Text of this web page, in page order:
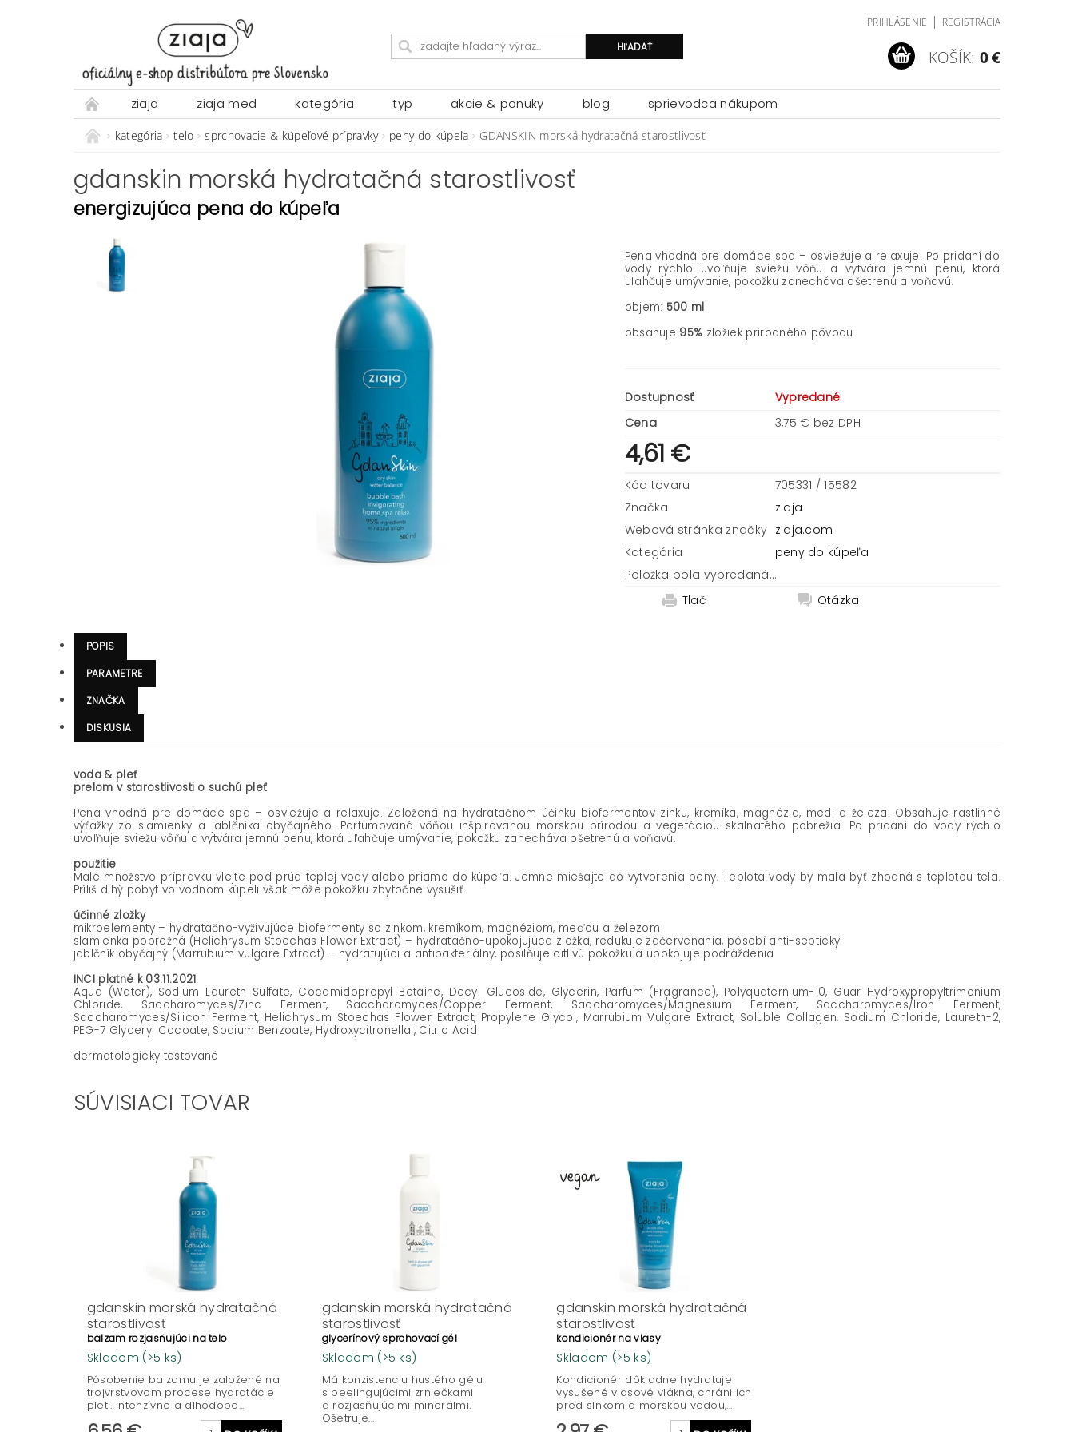
PRIHLÁSENIE | REGISTRÁCIA
KOŠÍK: 0 €
ziaja ziaja med kategória typ akcie & ponuky blog sprievodca nákupom
kategória telo sprchovacie & kúpeľové prípravky peny do kúpeľa GDANSKIN morská hydratačná starostlivosť
gdanskin morská hydratačná starostlivosť
energizujúca pena do kúpeľa
Pena vhodná pre domáce spa – osviežuje a relaxuje. Po pridaní do
vody rýchlo uvoľňuje sviežu vôňu a vytvára jemnú penu, ktorá
uľahčuje umývanie, pokožku zanecháva ošetrenú a voňavú.
objem: 500 ml
obsahuje 95% zložiek prírodného pôvodu
Dostupnosť
Vypredané
Cena
3,75 € bez DPH
4,61 €
Kód tovaru
705331 / 15582
Značka
ziaja
Webová stránka značky ziaja.com
Kategória
peny do kúpeľa
Položka bola vypredaná...
Tlač
Otázka
POPIS
PARAMETRE
ZNAČKA
DISKUSIA
voda & pleť
prelom v starostlivosti o suchú pleť
Pena vhodná pre domáce spa – osviežuje a relaxuje. Založená na hydratačnom účinku biofermentov zinku, kremíka, magnézia, medi a železa. Obsahuje rastlinné
výťažky zo slamienky a jablčníka obyčajného. Parfumovaná vôňou inšpirovanou morskou prírodou a vegetáciou skalnatého pobrežia. Po pridaní do vody rýchlo
uvoľňuje sviežu vôňu a vytvára jemnú penu, ktorá uľahčuje umývanie, pokožku zanecháva ošetrenú a voňavú.
použitie
Malé množstvo prípravku vlejte pod prúd teplej vody alebo priamo do kúpeľa. Jemne miešajte do vytvorenia peny. Teplota vody by mala byť zhodná s teplotou tela.
Príliš dlhý pobyt vo vodnom kúpeli však môže pokožku zbytočne vysušiť.
účinné zložky
mikroelementy – hydratačno-vyživujúce biofermenty so zinkom, kremíkom, magnéziom, meďou a železom
slamienka pobrežná (Helichrysum Stoechas Flower Extract) – hydratačno-upokojujúca zložka, redukuje začervenania, pôsobí anti-septicky
jablčník obyčajný (Marrubium vulgare Extract) – hydratujúci a antibakteriálny, posilňuje citlivú pokožku a upokojuje podráždenia
INCI platné k 03.11.2021
Aqua (Water), Sodium Laureth Sulfate, Cocamidopropyl Betaine, Decyl Glucoside, Glycerin, Parfum (Fragrance), Polyquaternium-10, Guar Hydroxypropyltrimonium
Chloride, Saccharomyces/Zinc Ferment, Saccharomyces/Copper Ferment, Saccharomyces/Magnesium Ferment, Saccharomyces/Iron Ferment,
Saccharomyces/Silicon Ferment, Helichrysum Stoechas Flower Extract, Propylene Glycol, Marrubium Vulgare Extract, Soluble Collagen, Sodium Chloride, Laureth-2,
PEG-7 Glyceryl Cocoate, Sodium Benzoate, Hydroxycitronellal, Citric Acid
dermatologicky testované
SÚVISIACI TOVAR
gdanskin morská hydratačná
starostlivosť
balzam rozjasňujúci na telo
Skladom (>5 ks)
Pôsobenie balzamu je založené na
trojvrstvovom procese hydratácie
pleti. Intenzívne a dlhodobo...
gdanskin morská hydratačná
starostlivosť
glycerínový sprchovací gél
Skladom (>5 ks)
Má konzistenciu hustého gélu
s peelingujúcimi zrniečkami
a rozjasňujúcimi minerálmi.
Ošetruje...
gdanskin morská hydratačná
starostlivosť
kondicionér na vlasy
Skladom (>5 ks)
Kondicionér dôkladne hydratuje
vysušené vlasové vlákna, chráni ich
pred slnkom a morskou vodou,...